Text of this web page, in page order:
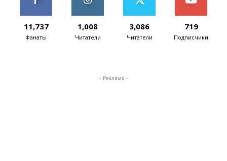
11,737
Фанаты
1,008
Читатели
3,086
Читатели
719
Подписчики
- Реклама -